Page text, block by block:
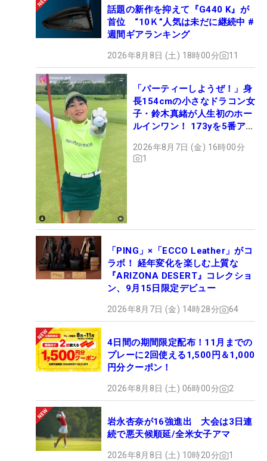
話題の新作を抑えて『G440 K』が
首位 “10Ｋ”人気は未だに継続中 #
週間ギアランキング
2026年8月8日 (土) 18時00分 11
「パーティーしようぜ！」身
長154cmの小さなドラコン女
子・鈴木真緒が人生初のホー
ルインワン！ 173yを5番アイ
2026年8月7日 (金) 16時00分
1
「PING」×「ECCO Leather」がコ
ラボ！ 経年変化を楽しむ上質な
『ARIZONA DESERT』コレクショ
ン、9月15日限定デビュー
2026年8月7日 (金) 14時28分 64
4日間の期間限定配布！11月までの
プレーに2回使える1,500円＆1,000
円分クーポン！
2026年8月8日 (土) 06時00分 2
岩永杏奈が16強進出 大会は3日連
続で悪天候順延/全米女子アマ
2026年8月8日 (土) 10時20分 1